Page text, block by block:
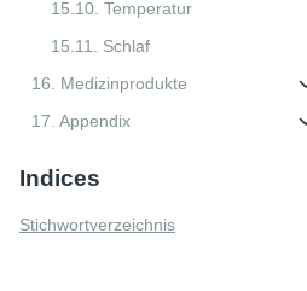
15.10. Temperatur
15.11. Schlaf
16. Medizinprodukte
17. Appendix
Indices
Stichwortverzeichnis